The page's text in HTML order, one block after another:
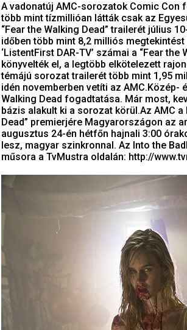
A vadonatúj AMC-sorozatok Comic
több mint tízmillióan látták csak az
“Fear the Walking Dead” trailerét július
időben több mint 8,2 milliós
‘ListentFirst DAR-TV’ számai a “Fear
könyvelték el, a legtöbb elkötelezett
témájú sorozat trailerét több mint 1,95
idén novemberben vetíti az AMC.Közép-
Walking Dead fogadtatása. Már most,
bázis alakult ki a sorozat körül.Az AMC
Dead” premierjére Magyarországon az
augusztus 24-én hétfőn hajnali 3:00
lesz, magyar szinkronnal. Az Into the
műsora a TvMustra oldalán: http://